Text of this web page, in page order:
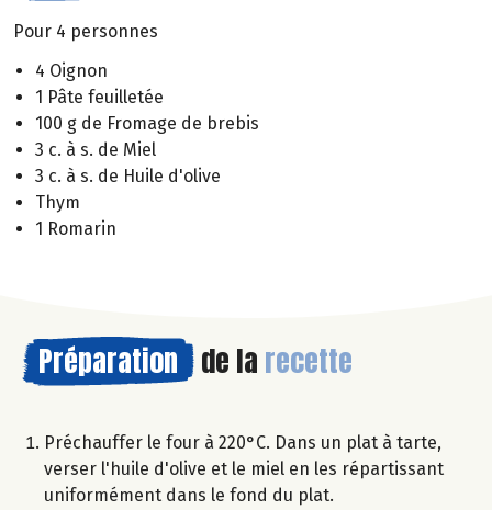
Pour 4 personnes
4 Oignon
1 Pâte feuilletée
100 g de Fromage de brebis
3 c. à s. de Miel
3 c. à s. de Huile d'olive
Thym
1 Romarin
Préparation de la recette
Préchauffer le four à 220°C. Dans un plat à tarte,
verser l'huile d'olive et le miel en les répartissant
uniformément dans le fond du plat.